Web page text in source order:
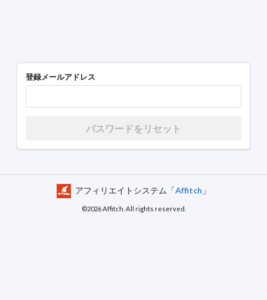
登録メールアドレス
パスワードをリセット
アフィリエイトシステム「Affitch 」
©2026Affitch. All rights reserved.